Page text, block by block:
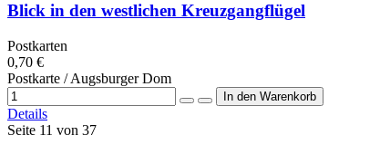
Blick in den westlichen Kreuzgangflügel
Postkarten
0,70 €
Postkarte / Augsburger Dom
Details
Seite 11 von 37